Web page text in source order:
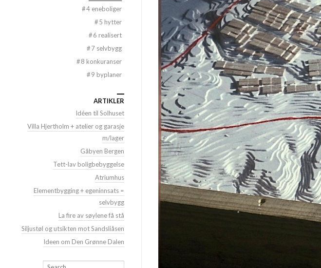
#4 eneboliger
#5 hytter
#6 realisert
#7 selvbygg
#8 konkuranser
#9 byplaner
ARTIKLER
Idéen til Solhuset
Villa Hjertholm + atelier og garasje
m/lager
Gåbyen Bergen
Tett-lav boligbebyggelse
Atriumhus
Elementbygging + egeninnsats =
selvbygg
La fire av søylene få stå
Siljustøl og utsikten mot Sandsliåsen
Ideen om Den Grønne Dalen